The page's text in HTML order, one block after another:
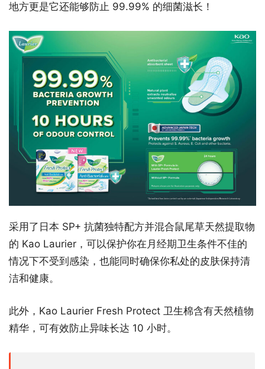
地方更是它还能够防止 99.99% 的细菌滋长！
采用了日本 SP+ 抗菌独特配方并混合鼠尾草天然提取物
的 Kao Laurier，可以保护你在月经期卫生条件不佳的
情况下不受到感染，也能同时确保你私处的皮肤保持清
洁和健康。
此外，Kao Laurier Fresh Protect 卫生棉含有天然植物
精华，可有效防止异味长达 10 小时。